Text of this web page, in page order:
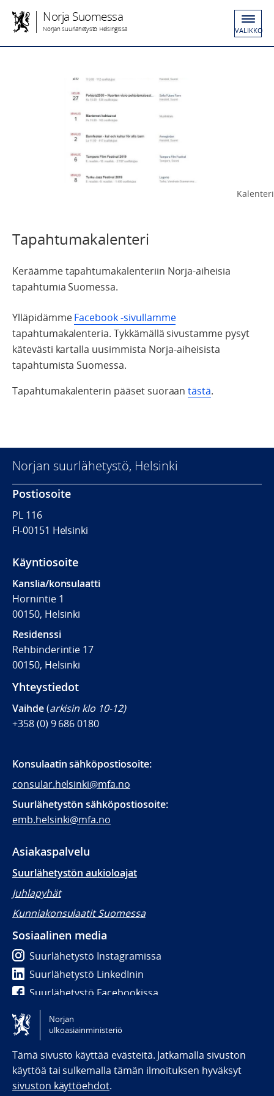
Norja Suomessa
Norjan suurlähetystö Helsingissä VALIKKO
Kalenteri
Tapahtumakalenteri
Keräämme tapahtumakalenteriin Norja-aiheisia
tapahtumia Suomessa.
YlläpidämmeFacebook -sivullamme
tapahtumakalenteria. Tykkämällä sivustamme pysyt
kätevästi kartalla uusimmista Norja-aiheisista
tapahtumista Suomessa.
Tapahtumakalenterin pääset suoraantästä.
Norjan suurlähetystö, Helsinki
Postiosoite
PL 116
FI-00151 Helsinki
Käyntiosoite
Kanslia/konsulaatti
Hornintie 1
00150, Helsinki
Residenssi
Rehbinderintie 17
00150, Helsinki
Yhteystiedot
Vaihde(arkisin klo 10-12)
+358 (0) 9 686 0180
Konsulaatinsähköpostiosoite:
consular.helsinki@mfa.no
Suurlähetystön sähköpostiosoite:
emb.helsinki@mfa.no
Asiakaspalvelu
Suurlähetystön aukioloajat
Juhlapyhät
Kunniakonsulaatit Suomessa
Sosiaalinen media
Suurlähetystö Instagramissa
Suurlähetystö LinkedInin
Suurlähetystö Facebookissa
Tilgjengelighetserklæring / Accessibility statement
(NO)
Norjan
ulkoasiainministeriö
Tämä sivusto käyttää evästeitä. Jatkamalla sivuston
käyttöä tai sulkemalla tämän ilmoituksen hyväksyt
sivuston käyttöehdot.